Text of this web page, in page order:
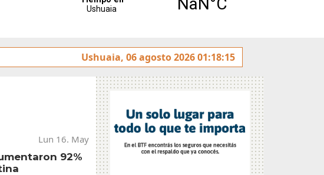
Tierra del Fuego presentó la Plataforma Malvinas,
Ushuaia, 06 agosto 2026 01:18:15
Lun 16. May
92%